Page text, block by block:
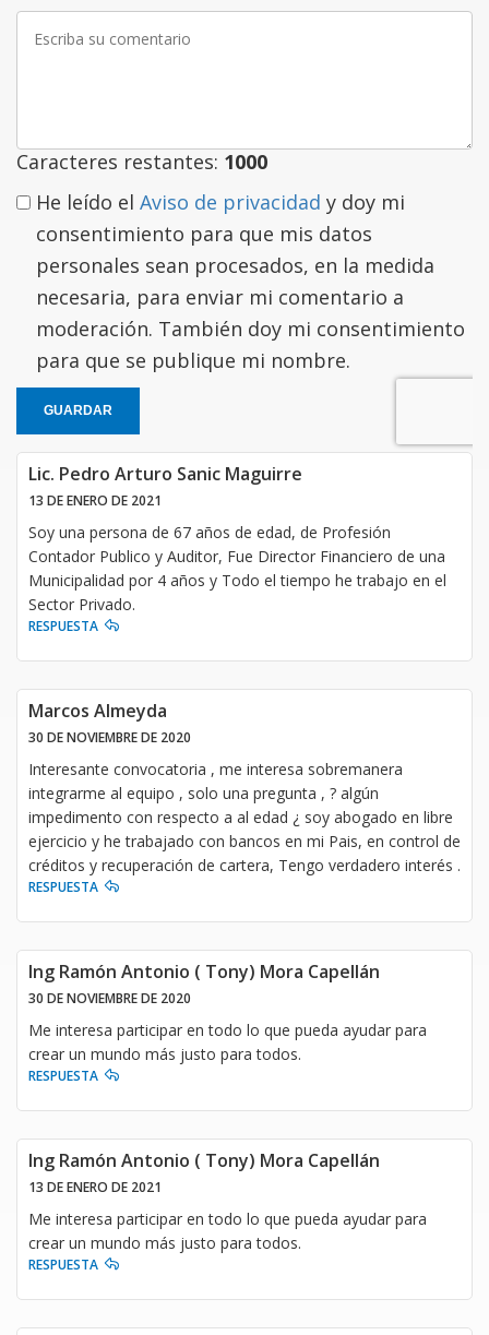
Caracteres restantes: 1000
He leído el Aviso de privacidad y doy mi
consentimiento para que mis datos
personales sean procesados, en la medida
necesaria, para enviar mi comentario a
moderación. También doy mi consentimiento
para que se publique mi nombre.
GUARDAR
Lic. Pedro Arturo Sanic Maguirre
13 DE ENERO DE 2021
Soy una persona de 67 años de edad, de Profesión
Contador Publico y Auditor, Fue Director Financiero de una
Municipalidad por 4 años y Todo el tiempo he trabajo en el
Sector Privado.
RESPUESTA
Marcos Almeyda
30 DE NOVIEMBRE DE 2020
Interesante convocatoria , me interesa sobremanera
integrarme al equipo , solo una pregunta , ? algún
impedimento con respecto a al edad ¿ soy abogado en libre
ejercicio y he trabajado con bancos en mi Pais, en control de
créditos y recuperación de cartera, Tengo verdadero interés .
RESPUESTA
Ing Ramón Antonio ( Tony) Mora Capellán
30 DE NOVIEMBRE DE 2020
Me interesa participar en todo lo que pueda ayudar para
crear un mundo más justo para todos.
RESPUESTA
Ing Ramón Antonio ( Tony) Mora Capellán
13 DE ENERO DE 2021
Me interesa participar en todo lo que pueda ayudar para
crear un mundo más justo para todos.
RESPUESTA